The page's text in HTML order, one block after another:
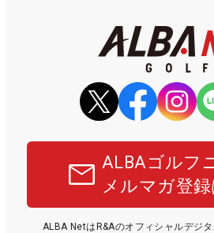
ALBAゴルフ
メルマガ登
ALBA NetはR&Aのオフィシャルデジ